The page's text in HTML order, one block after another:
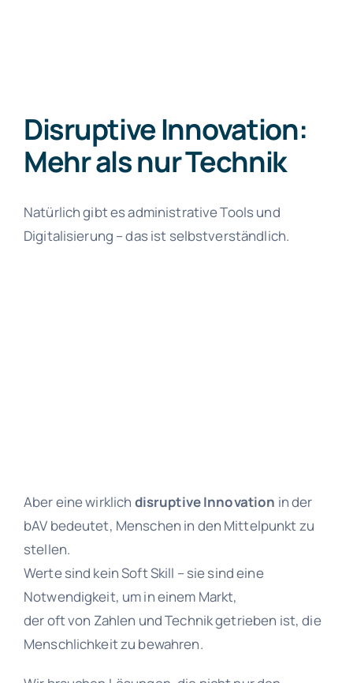
Disruptive Innovation:
Mehr als nur Technik
Natürlich gibt es administrative Tools und
Digitalisierung – das ist selbstverständlich.
Aber eine wirklich disruptive Innovation in der
bAV bedeutet, Menschen in den Mittelpunkt zu
stellen.
Werte sind kein Soft Skill – sie sind eine
Notwendigkeit, um in einem Markt,
der oft von Zahlen und Technik getrieben ist, die
Menschlichkeit zu bewahren.